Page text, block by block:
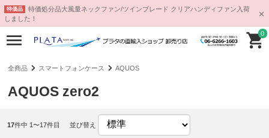
特価品
特価処分品大風量ネックファン/ツインブレード クリアハンディファン入荷
しました！
0
全商品 スマートフォンケース AQUOS
AQUOS zero2
17件中 1〜17件目 並び替え